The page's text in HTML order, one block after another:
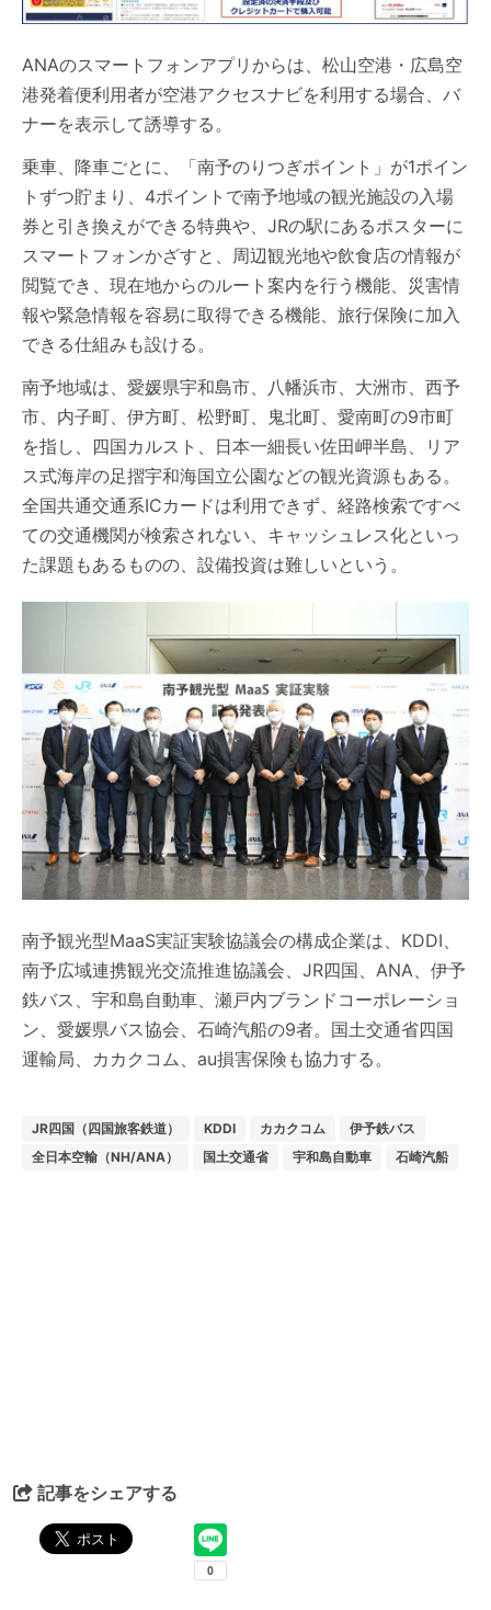
ANAのスマートフォンアプリからは、松山空港・広島空
港発着便利用者が空港アクセスナビを利用する場合、バ
ナーを表示して誘導する。
乗車、降車ごとに、「南予のりつぎポイント」が1ポイン
トずつ貯まり、4ポイントで南予地域の観光施設の入場
券と引き換えができる特典や、JRの駅にあるポスターに
スマートフォンかざすと、周辺観光地や飲食店の情報が
閲覧でき、現在地からのルート案内を行う機能、災害情
報や緊急情報を容易に取得できる機能、旅行保険に加入
できる仕組みも設ける。
南予地域は、愛媛県宇和島市、八幡浜市、大洲市、西予
市、内子町、伊方町、松野町、鬼北町、愛南町の9市町
を指し、四国カルスト、日本一細長い佐田岬半島、リア
ス式海岸の足摺宇和海国立公園などの観光資源もある。
全国共通交通系ICカードは利用できず、経路検索ですべ
ての交通機関が検索されない、キャッシュレス化といっ
た課題もあるものの、設備投資は難しいという。
南予観光型MaaS実証実験協議会の構成企業は、KDDI、
南予広域連携観光交流推進協議会、JR四国、ANA、伊予
鉄バス、宇和島自動車、瀬戸内ブランドコーポレーショ
ン、愛媛県バス協会、石崎汽船の9者。国土交通省四国
運輸局、カカクコム、au損害保険も協力する。
JR四国（四国旅客鉄道） KDDI カカクコム
伊予鉄バス
全日本空輸（NH/ANA）
国土交通省 宇和島自動車 石崎汽船
記事をシェアする